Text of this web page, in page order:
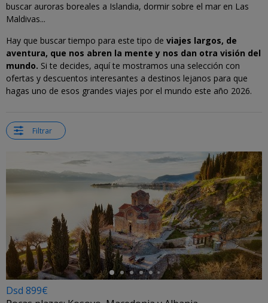
buscar auroras boreales a Islandia, dormir sobre el mar en Las
Maldivas...
Hay que buscar tiempo para este tipo de viajes largos, de
aventura, que nos abren la mente y nos dan otra visión del
mundo. Si te decides, aquí te mostramos una selección con
ofertas y descuentos interesantes a destinos lejanos para que
hagas uno de esos grandes viajes por el mundo este año 2026.
Filtrar
Dsd 899€